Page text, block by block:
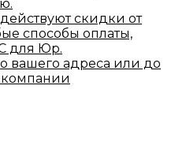
скидки от
способы оплаты,
для Юр.
вашего адреса или до
компании